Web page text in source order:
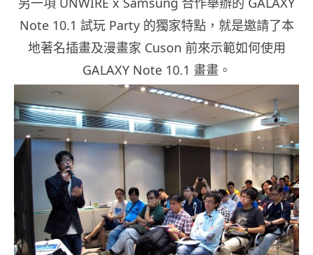
Note 10.1 試玩 Party 的獨家特點，就是邀請了本
地著名插畫及漫畫家 Cuson 前來示範如何使用
GALAXY Note 10.1 畫畫。